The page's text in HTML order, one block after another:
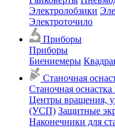
Электролобзики
Электроточило
Приборы
Приборы
Биениемеры
Станочная
Станочная
Центры вращения,
(УСП) Защитные
Наконечники для